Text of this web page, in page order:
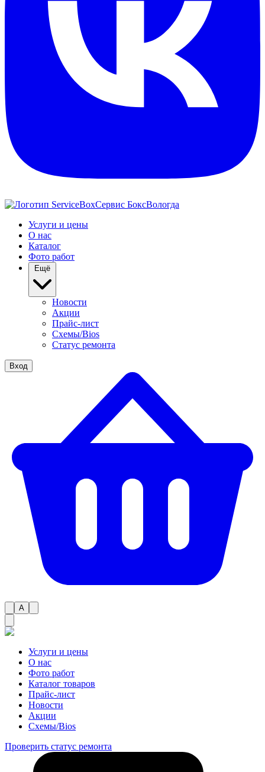
Сервис БоксВологда
Услуги и цены
О нас
Каталог
Фото работ
Новости
Акции
Прайс-лист
Схемы/Bios
Статус ремонта
Вход
A
Услуги и цены
О нас
Фото работ
Каталог товаров
Прайс-лист
Новости
Акции
Схемы/Bios
Проверить статус ремонта